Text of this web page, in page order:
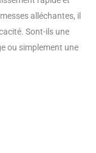
alléchantes, il
Sont-ils une
ou simplement une